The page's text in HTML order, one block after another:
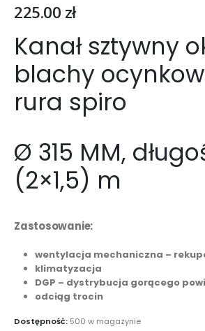
225.00 zł
Kanał sztywny
blachy
rura spiro
Ø 315 MM,
(2×1,5) m
Zastosowanie:
wentylacja mechaniczna –
klimatyzacja
DGP – dystrybucja gorącego
odciąg trocin
Dostępność: 500 w magazynie